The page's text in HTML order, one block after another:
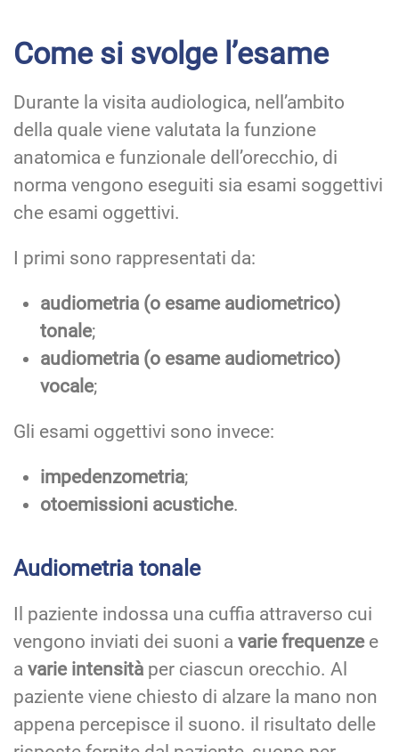
Come si svolge l’esame
Durante la visita audiologica, nell’ambito
della quale viene valutata la funzione
anatomica e funzionale dell’orecchio, di
norma vengono eseguiti sia esami soggettivi
che esami oggettivi.
I primi sono rappresentati da:
audiometria (o esame audiometrico)
tonale;
audiometria (o esame audiometrico)
vocale;
Gli esami oggettivi sono invece:
impedenzometria;
otoemissioni acustiche.
Audiometria tonale
Il paziente indossa una cuffia attraverso cui
vengono inviati dei suoni a varie frequenzee
a varie intensità per ciascun orecchio. Al
paziente viene chiesto di alzare la mano non
appena percepisce il suono. il risultato delle